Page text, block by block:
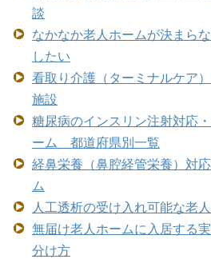
談
なかなか老人ホームが決まら
したい
看取り介護（ターミナルケア
施設
糖尿病のインスリン注射対応
ーム 都道府県別一覧
経鼻栄養（鼻腔経管栄養）対
ム
人工透析の受け入れ可能な老
無届け老人ホームに入居する
分け方